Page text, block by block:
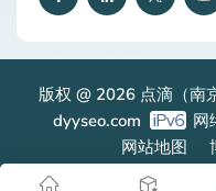
版权 @ 2026 点滴（南
dyyseo.com
网
网站地图